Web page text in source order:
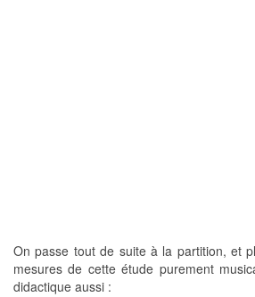
On passe tout de suite à la partition, et
mesures de cette étude purement
didactique aussi :